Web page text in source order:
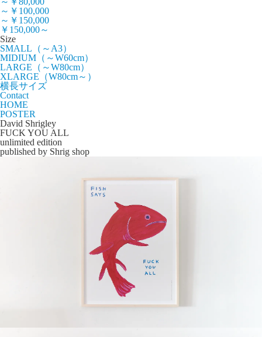
～￥100,000
～￥150,000
￥150,000～
Size
SMALL（～A3）
MIDIUM（～W60cm）
LARGE（～W80cm）
XLARGE（W80cm～）
横長サイズ
Contact
HOME
POSTER
David Shrigley
FUCK YOU ALL
unlimited edition
published by Shrig shop